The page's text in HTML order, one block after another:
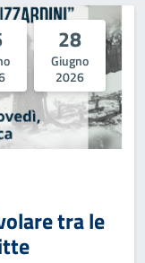
28
Giugno
2026
tra le